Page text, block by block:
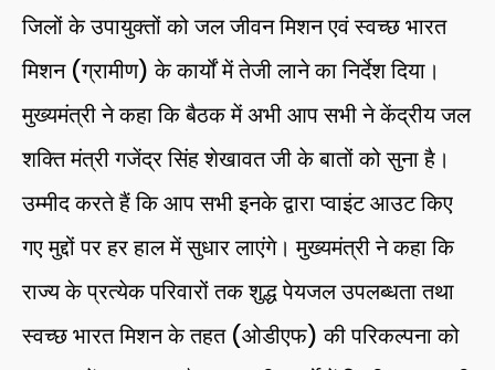
जिलों के उपायुक्तों को जल जीवन मिशन एवं स्वच्छ भारत
मिशन (ग्रामीण) के कार्यों में तेजी लाने का निर्देश दिया।
मुख्यमंत्री ने कहा कि बैठक में अभी आप सभी ने केंद्रीय जल
शक्ति मंत्री गजेंद्र सिंह शेखावत जी के बातों को सुना है।
उम्मीद करते हैं कि आप सभी इनके द्वारा प्वाइंट आउट किए
गए मुद्दों पर हर हाल में सुधार लाएंगे। मुख्यमंत्री ने कहा कि
राज्य के प्रत्येक परिवारों तक शुद्ध पेयजल उपलब्धता तथा
स्वच्छ भारत मिशन के तहत (ओडीएफ) की परिकल्पना को